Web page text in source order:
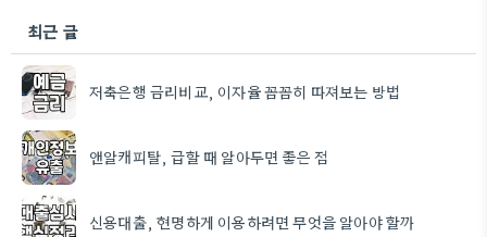
최근 글
저축은행 금리비교, 이자율 꼼꼼히 따져보는 방법
앤알캐피탈, 급할 때 알아두면 좋은 점
신용대출, 현명하게 이용하려면 무엇을 알아야 할까